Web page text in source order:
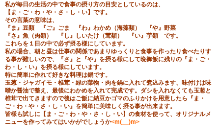
私が毎日の生活の中で食事の摂り方の目安としているのは、
【ま・ご・わ・や・さ・し・い】です。
その言葉の意味は、
『ま』豆類 『ご』ごま 『わ』わかめ（海藻類） 『や』野菜
『さ』魚（肉類） 『し』しいたけ（茸類） 『い』芋類 です。
これらを１日の中で必ず摂る様にしています。
私の場合、朝と昼は仕事の関係であまりゆっくりと食事を作ったり食べたりす
る事が難しいので、『さ』と『や』を摂る様にして晩御飯に残りの『ま・ご・
わ・し・い』を摂る様にしています。
特に簡単に作れて好きな料理は鍋です。
玉葱・ジャガイモ・椎茸・緑の葉物・肉を鍋に入れて煮込みます、味付けは味
噌か醤油で整え、最後にわかめを入れて完成です。ダシを入れなくても玉葱と
椎茸で出てきますので後はご飯に納豆かゴマのふりかけを用意したら『ま・
ご・わ・や・さ・し・い』を簡単に美味しく摂る事が出来ます。
皆様も試しに【ま・ご・わ・や・さ・し・い】の食材を使って、オリジナルメ
ニューを作ってみてはいかがでしょうか<m(__)m>